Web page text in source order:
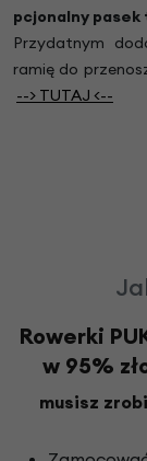
pcjonalny
Przydatnym
ramię do
--> TUTAJ <--
Rowerki
w 95%
musisz